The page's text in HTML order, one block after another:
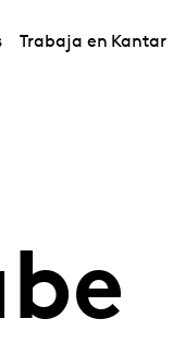
Trabaja en Kantar